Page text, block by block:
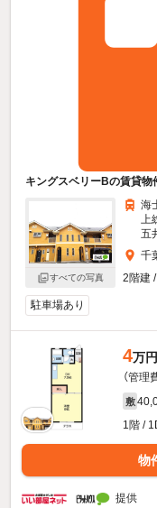
キングスベリーBの賃貸物
すべての写真
海
上
五
千
2階建
駐車場あり
4万円
（管理
敷
1階 /
物
提供